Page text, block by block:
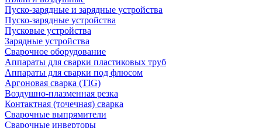
Пуско-зарядные и зарядные устройства
Пуско-зарядные устройства
Пусковые устройства
Зарядные устройства
Сварочное оборудование
Аппараты для сварки пластиковых труб
Аппараты для сварки под флюсом
Аргоновая сварка (TIG)
Воздушно-плазменная резка
Контактная (точечная) сварка
Сварочные выпрямители
Сварочные инверторы